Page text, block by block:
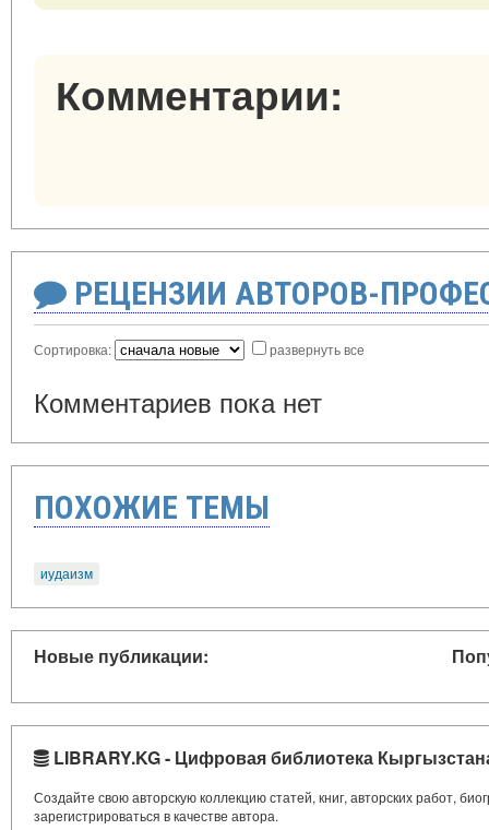
Комментарии:
РЕЦЕНЗИИ АВТОРОВ-
Сортировка: развернуть все
Комментариев пока нет
ПОХОЖИЕ ТЕМЫ
иудаизм
Новые публикации:
LIBRARY.KG - Цифровая библиотека
Создайте свою авторскую коллекцию статей, книг, авторских работ,
зарегистрироваться в качестве автора.